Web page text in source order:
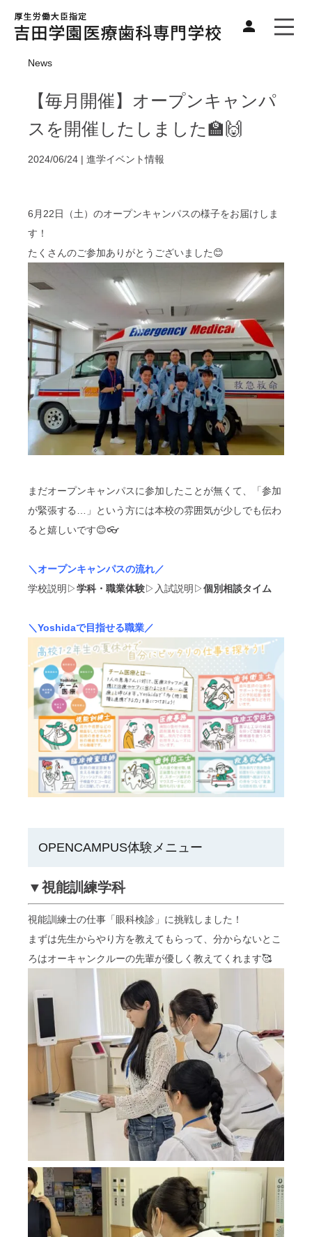
News
【毎月開催】オープンキャンパ
スを開催したしました🏫🙌
2024/06/24 | 進学イベント情報
6月22日（土）のオープンキャンパスの様子をお届けしま
す！
たくさんのご参加ありがとうございました😊
まだオープンキャンパスに参加したことが無くて、「参加
が緊張する…」という方には本校の雰囲気が少しでも伝わ
ると嬉しいです😊👓
＼オープンキャンパスの流れ／
学校説明▷学科・職業体験▷入試説明▷個別相談タイム
＼Yoshidaで目指せる職業／
OPENCAMPUS体験メニュー
▼視能訓練学科
視能訓練士の仕事「眼科検診」に挑戦しました！
まずは先生からやり方を教えてもらって、分からないとこ
ろはオーキャンクルーの先輩が優しく教えてくれます🥰